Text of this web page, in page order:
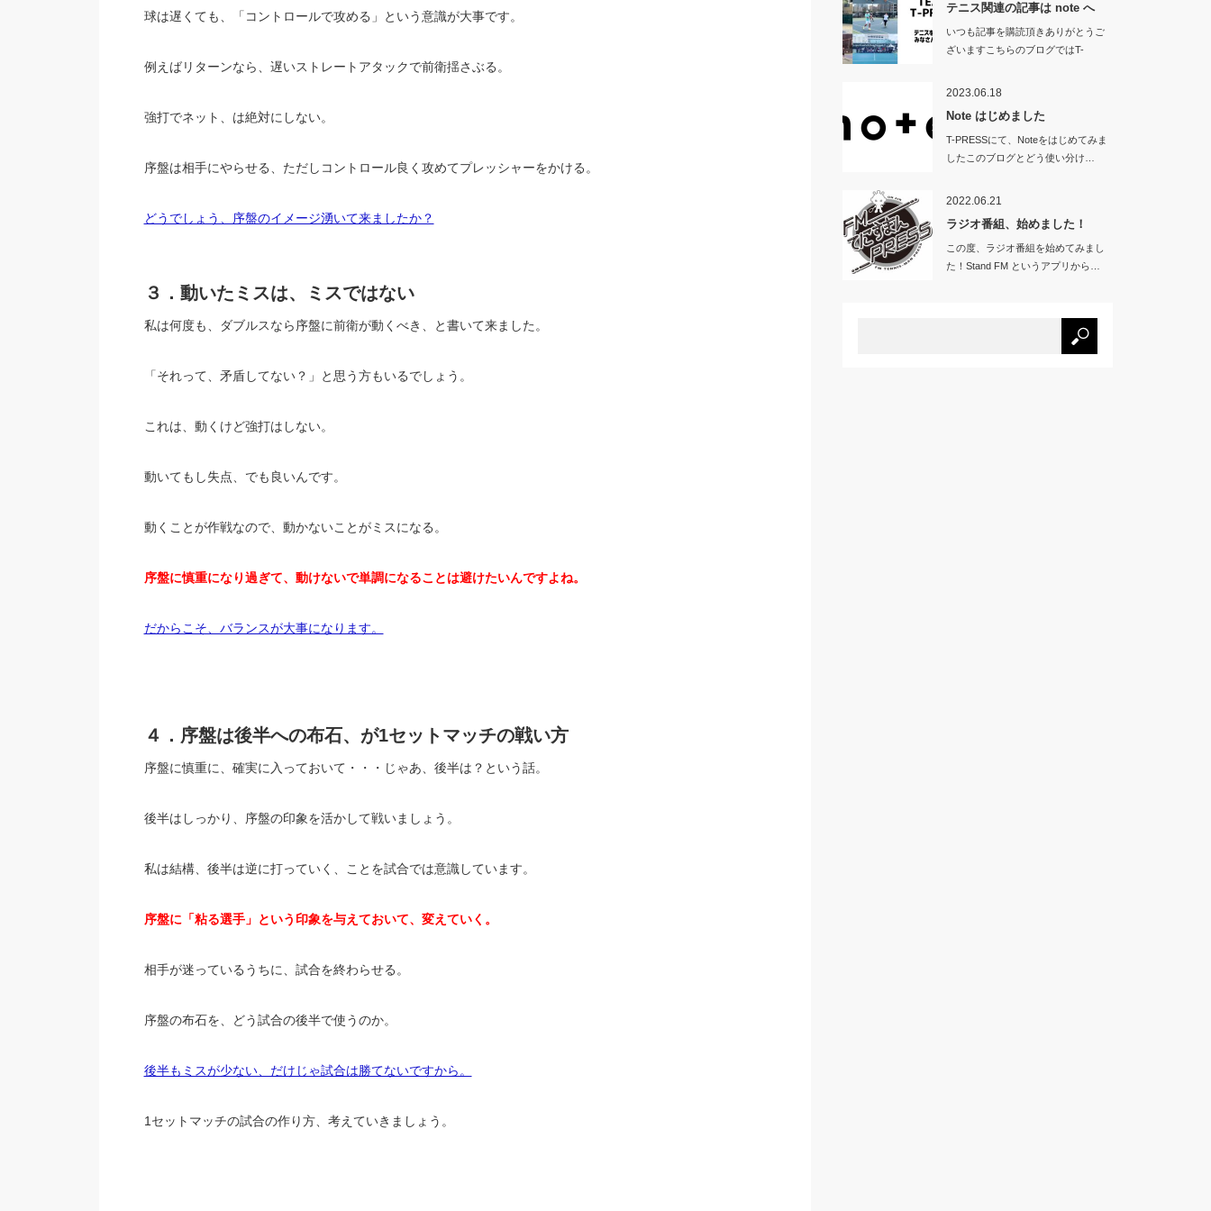
球は遅くても、「コントロールで攻める」という意識が大事です。
例えばリターンなら、遅いストレートアタックで前衛揺さぶる。
強打でネット、は絶対にしない。
序盤は相手にやらせる、ただしコントロール良く攻めてプレッシャーをかける。
どうでしょう、序盤のイメージ湧いて来ましたか？
３．動いたミスは、ミスではない
私は何度も、ダブルスなら序盤に前衛が動くべき、と書いて来ました。
「それって、矛盾してない？」と思う方もいるでしょう。
これは、動くけど強打はしない。
動いてもし失点、でも良いんです。
動くことが作戦なので、動かないことがミスになる。
序盤に慎重になり過ぎて、動けないで単調になることは避けたいんですよね。
だからこそ、バランスが大事になります。
４．序盤は後半への布石、が1セットマッチの戦い方
序盤に慎重に、確実に入っておいて・・・じゃあ、後半は？という話。
後半はしっかり、序盤の印象を活かして戦いましょう。
私は結構、後半は逆に打っていく、ことを試合では意識しています。
序盤に「粘る選手」という印象を与えておいて、変えていく。
相手が迷っているうちに、試合を終わらせる。
序盤の布石を、どう試合の後半で使うのか。
後半もミスが少ない、だけじゃ試合は勝てないですから。
1セットマッチの試合の作り方、考えていきましょう。
テニス関連の記事は note へ
いつも記事を購読頂きありがとうご
ざいますこちらのブログではT-
2023.06.18
Note はじめました
T-PRESSにて、Noteをはじめてみま
したこのブログとどう使い分け…
2022.06.21
ラジオ番組、始めました！
この度、ラジオ番組を始めてみまし
た！Stand FM というアプリから…